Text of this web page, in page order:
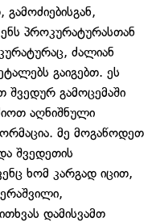
პროკურატურასთან
ძალიან
გაიგებთ. ეს
გამოცემაში
აღნიშნული
მე მოგაწოდეთ
შვედეთის
ხომ კარგად იცით,
დამისვამთ